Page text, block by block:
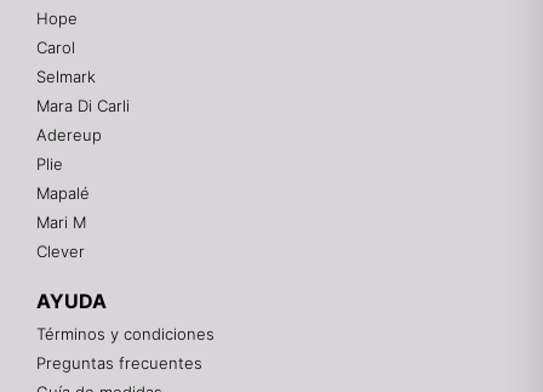
Hope
Carol
Selmark
Mara Di Carli
Adereup
Plie
Mapalé
Mari M
Clever
AYUDA
Términos y condiciones
Preguntas frecuentes
¡Hola! 👋
Gracias por visitarnos. Te asesoramos
personalmente con tu compra: tallas, envíos y
pagos.
Recuerda: 10% de descuento en tu primera compra
Contáctanos por el canal que prefieras 💕